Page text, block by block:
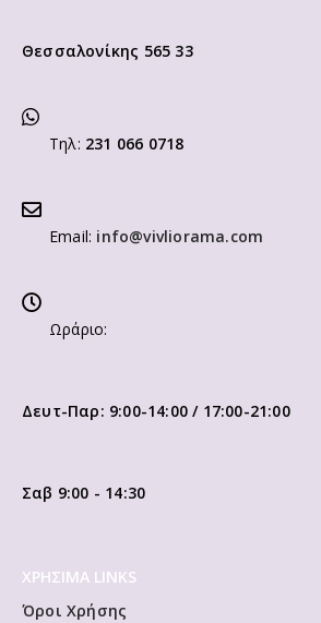
Θεσσαλονίκης 565 33
Τηλ: 231 066 0718
Email: info@vivliorama.com
Ωράριο:
Δευτ-Παρ: 9:00-14:00 / 17:00-21:00
Σαβ 9:00 - 14:30
ΧΡΗΣΙΜΑ LINKS
Όροι Χρήσης